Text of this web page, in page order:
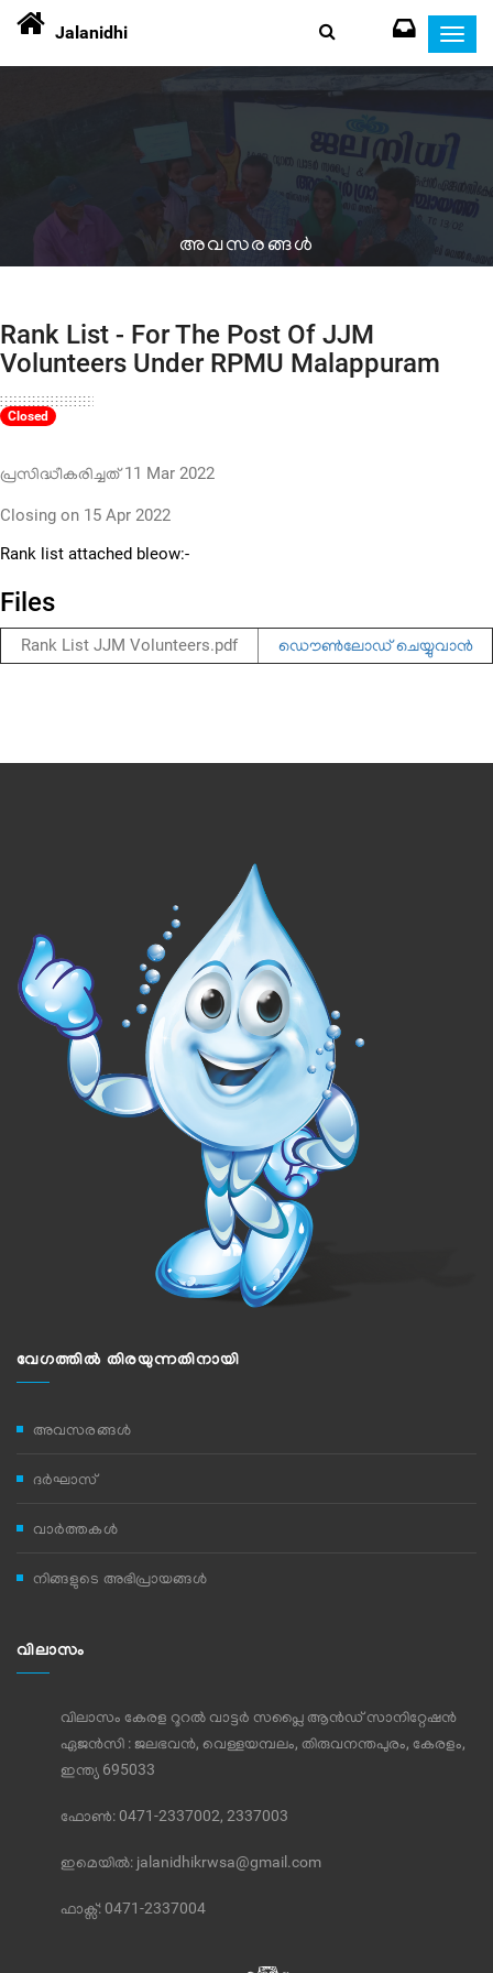
Jalanidhi
അവസരങ്ങള്‍
Rank List - For The Post Of JJM
Volunteers Under RPMU Malappuram
Closed
പ്രസിദ്ധീകരിച്ചത്11 Mar 2022
Closing on 15 Apr 2022
Rank list attached bleow:-
Files
Rank List JJM Volunteers.pdf ഡൌണ്‍ലോഡ് ചെയ്യുവാന്‍
വേഗത്തില്‍ തിരയുന്നതിനായി
അവസരങ്ങൾ
ദര്‍ഘാസ്‌
വാര്‍ത്തകള്‍
നിങ്ങളുടെ അഭിപ്രായങ്ങള്‍
വിലാസം
വിലാസം കേരള റൂറൽ വാട്ടർ സപ്ലൈ ആൻഡ് സാനിറ്റേഷൻ
ഏജൻസി : ജലഭവൻ, വെള്ളയമ്പലം, തിരുവനന്തപുരം, കേരളം,
ഇന്ത്യ 695033
ഫോണ്‍: 0471-2337002, 2337003
ഇമെയില്‍: jalanidhikrwsa@gmail.com
ഫാക്സ്: 0471-2337004